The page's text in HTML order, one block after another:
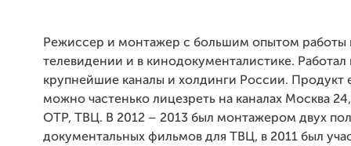
Режиссер и монтажер с большим опытом работы
телевидении и в кинодокументалистике. Работал
крупнейшие каналы и холдинги России. Продукт
можно частенько лицезреть на каналах Москва
ОТР, ТВЦ. В 2012 – 2013 был монтажером двух
документальных фильмов для ТВЦ, в 2011 был